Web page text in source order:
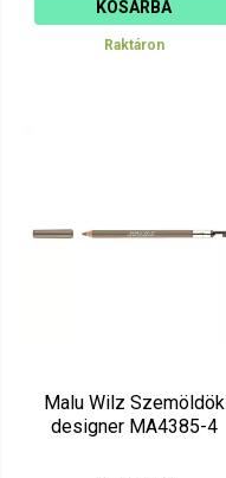
KOSÁRBA
Raktáron
Malu Wilz Szemöldök
designer MA4385-4